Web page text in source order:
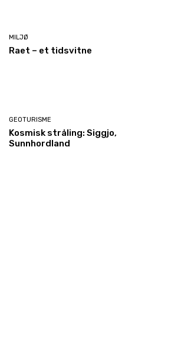
MILJØ
Raet – et tidsvitne
GEOTURISME
Kosmisk stråling: Siggjo,
Sunnhordland